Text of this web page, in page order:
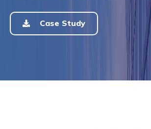
Case Study